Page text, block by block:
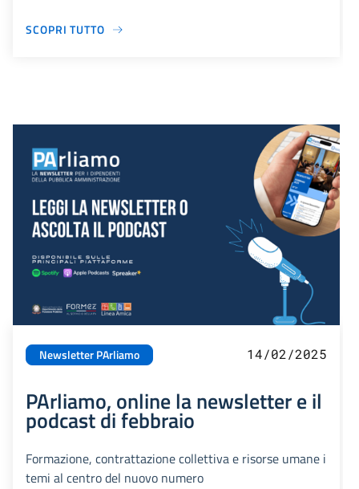
SCOPRI TUTTO
Newsletter PArliamo 14/02/2025
PArliamo, online la newsletter e il
podcast di febbraio
Formazione, contrattazione collettiva e risorse umane i
temi al centro del nuovo numero